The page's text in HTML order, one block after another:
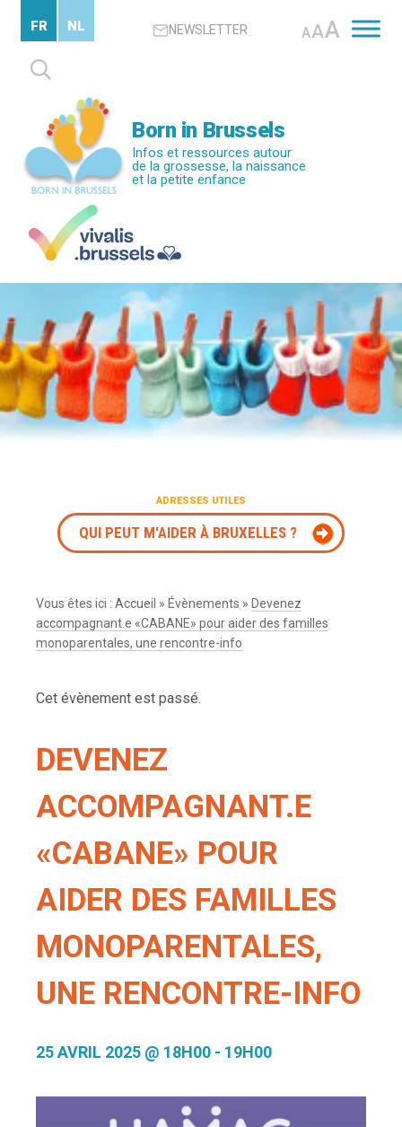
contenu
principal
NEWSLETTER AAA
Rechercher :
FR NL
Born in Brussels
Infos et ressources autour
de la grossesse, la naissance
et la petite enfance
ADRESSES UTILES
QUI PEUT M'AIDER À BRUXELLES ?
Vous êtes ici :Accueil » Évènements » Devenez
accompagnant.e «CABANE» pour aider des familles
monoparentales, une rencontre-info
Cet évènement est passé.
DEVENEZ
ACCOMPAGNANT.E
«CABANE» POUR
AIDER DES FAMILLES
MONOPARENTALES,
UNE RENCONTRE-INFO
25 AVRIL 2025 @ 18H00 - 19H00